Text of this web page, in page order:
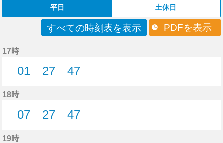
平日 土休日
すべての時刻表を表示 PDFを表示
17時
01
27
47
18時
07
27
47
19時